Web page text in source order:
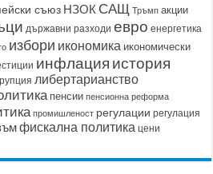
съюз НЗОК САЩ Тръмп акции
държавни разходи евро енергетика
избори икономика икономически
инфлация история
либертарианство
пенсии пенсионна реформа
промишленост регулации регулация
фискална политика цени